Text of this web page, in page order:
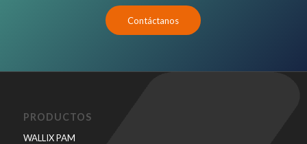
Contáctanos
PRODUCTOS
WALLIX PAM